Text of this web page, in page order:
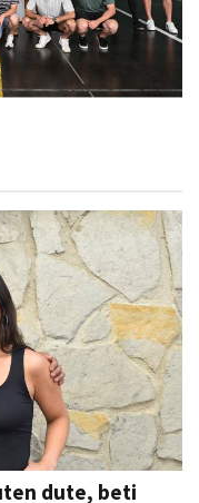
dute, beti